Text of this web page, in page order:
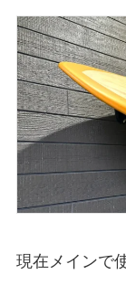
現在メインで